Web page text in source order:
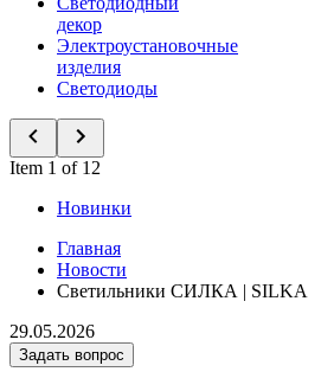
декор
Электроустановочные
изделия
Светодиоды
Item 1 of 12
Новинки
Главная
Новости
Светильники СИЛКА | SILKA
29.05.2026
Задать вопрос